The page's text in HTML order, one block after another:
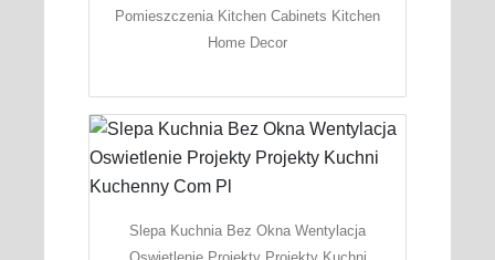
Pomieszczenia Kitchen Cabinets Kitchen
Home Decor
Slepa Kuchnia Bez Okna Wentylacja